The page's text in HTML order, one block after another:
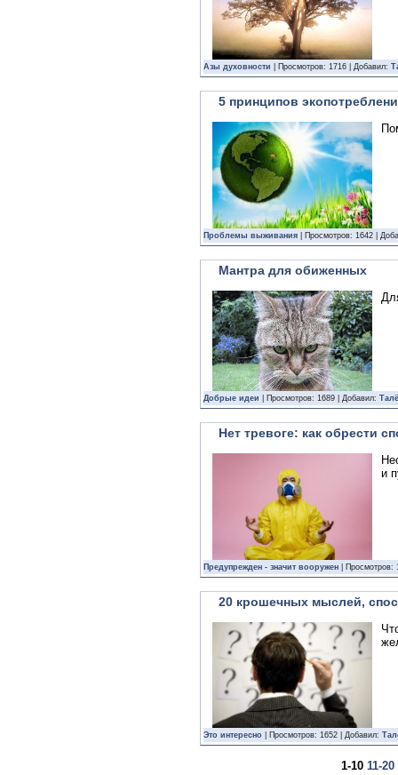
Азы духовности | Просмотров: 1716 | Добавил:
5 принципов
Проблемы выживания | Просмотров: 1642 |
Мантра для обиженных
Добрые идеи | Просмотров: 1689 | Добавил:
Нет тревоге: как обрести
и
Предупрежден - значит вооружен |
20 крошечных мыслей,
Это интересно | Просмотров: 1652 | Добавил:
1-10 11-20